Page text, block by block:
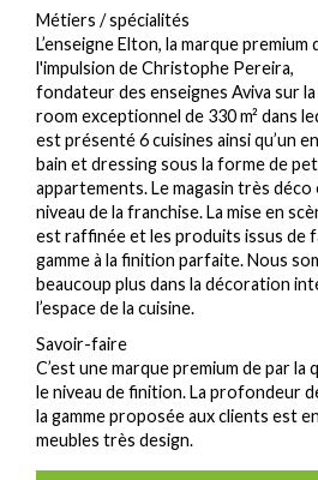
Métiers / spécialités
L’enseigne Elton, la marque premium
l'impulsion de Christophe Pereira,
fondateur des enseignes Aviva sur
room exceptionnel de 330 m² dans
est présenté 6 cuisines ainsi qu’un
bain et dressing sous la forme de
appartements. Le magasin très
niveau de la franchise. La mise en
est raffinée et les produits issus de
gamme à la finition parfaite. Nous
beaucoup plus dans la décoration
l’espace de la cuisine.
Savoir-faire
C’est une marque premium de par
le niveau de finition. La profondeur
la gamme proposée aux clients est
meubles très design.